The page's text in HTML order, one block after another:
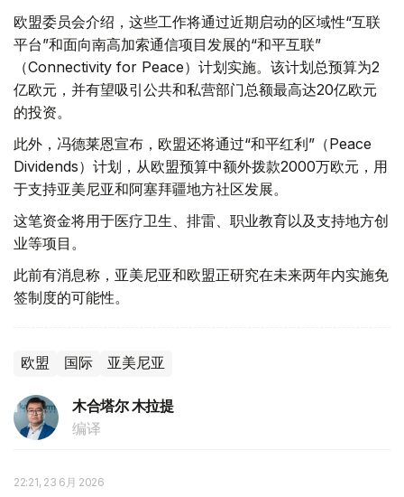
欧盟委员会介绍，这些工作将通过近期启动的区域性“互联
平台”和面向南高加索通信项目发展的“和平互联”
（Connectivity for Peace）计划实施。该计划总预算为2
亿欧元，并有望吸引公共和私营部门总额最高达20亿欧元
的投资。
此外，冯德莱恩宣布，欧盟还将通过“和平红利”（Peace
Dividends）计划，从欧盟预算中额外拨款2000万欧元，用
于支持亚美尼亚和阿塞拜疆地方社区发展。
这笔资金将用于医疗卫生、排雷、职业教育以及支持地方创
业等项目。
此前有消息称，亚美尼亚和欧盟正研究在未来两年内实施免
签制度的可能性。
欧盟 国际 亚美尼亚
木合塔尔 木拉提
编译
22:21, 23 6月 2026